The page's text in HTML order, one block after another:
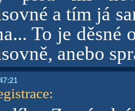
a tím já
To je děsné
anebo
: